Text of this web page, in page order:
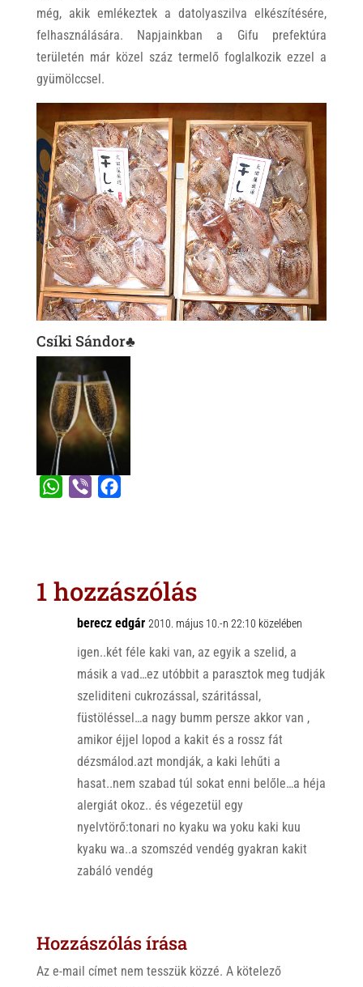
még, akik emlékeztek a datolyaszilva elkészítésére,
felhasználására. Napjainkban a Gifu prefektúra
területén már közel száz termelő foglalkozik ezzel a
gyümölccsel.
Csíki Sándor♣
A
o
o
k
1 hozzászólás
berecz edgár 2010. május 10.-n 22:10 közelében
igen..két féle kaki van, az egyik a szelid, a
másik a vad…ez utóbbit a parasztok meg tudják
szeliditeni cukrozással, száritással,
füstöléssel…a nagy bumm persze akkor van ,
amikor éjjel lopod a kakit és a rossz fát
dézsmálod.azt mondják, a kaki lehűti a
hasat..nem szabad túl sokat enni belőle…a héja
alergiát okoz.. és végezetül egy
nyelvtörő:tonari no kyaku wa yoku kaki kuu
kyaku wa..a szomszéd vendég gyakran kakit
zabáló vendég
Hozzászólás írása
Az e-mail címet nem tesszük közzé. A kötelező